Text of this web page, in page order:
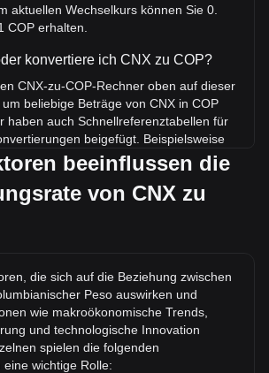
aktuellen Wechselkurs können Sie 0.
COP erhalten.
konvertiere ich CNX zu COP?
CNX-zu-COP-Rechner oben auf dieser
beliebige Beträge von CNX in COP
haben auch Schnellreferenztabellen für
beigefügt. Beispielsweise
0.{4}1597 CNX, während 5 CNX etwa
kosten.
Kurs von CNX/COP aller Zeiten?
von 1 CNX in COP liegt bei
von in COP?
ist der Wechselkurs von Cryptonex
Im vergangenen Monat ist der
(CNX) gegenüber
beeinflussen die
von CNX zu
die sich auf die Beziehung zwischen
Peso auswirken und
wie makroökonomische Trends,
und technologische Innovation
spielen die folgenden
wichtige Rolle: